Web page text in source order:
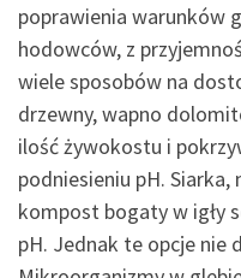
poprawienia warunków
hodowców, z
wiele sposobów na
drzewny, wapno
ilość żywokostu i
podniesieniu pH.
kompost bogaty w igły
pH. Jednak te opcje nie